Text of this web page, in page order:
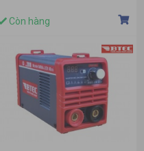
Còn hàng